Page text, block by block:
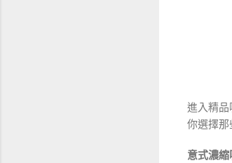
進入精
你選擇那
意式濃縮